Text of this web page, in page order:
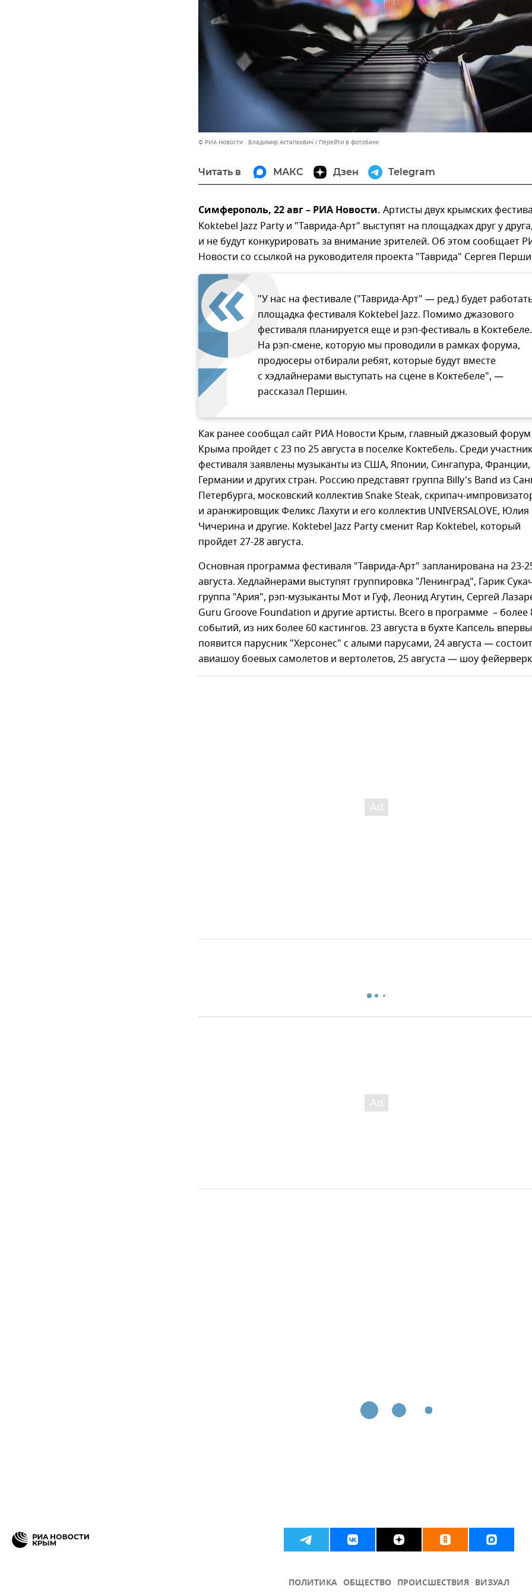
© РИА Новости . Владимир Астапкович Перейти в фотобанк
Читать в МАКС Дзен Telegram
Симферополь, 22 авг – РИА Новости. Артисты двух крымских
Koktebel Jazz Party и "Таврида-Арт" выступят на площадках друг у друга,
и не будут конкурировать за внимание зрителей. Об этом сообщает
Новости со ссылкой на руководителя проекта "Таврида" Сергея
"У нас на фестивале ("Таврида-Арт" — ред.) будет
площадка фестиваля Koktebel Jazz. Помимо джазового
фестиваля планируется еще и рэп-фестиваль в Коктебеле.
На рэп-смене, которую мы проводили в рамках форума,
продюсеры отбирали ребят, которые будут вместе
с хэдлайнерами выступать на сцене в Коктебеле", —
рассказал Першин.
Как ранее сообщал сайт РИА Новости Крым, главный джазовый форум
Крыма пройдет с 23 по 25 августа в поселке Коктебель. Среди
фестиваля заявлены музыканты из США, Японии, Сингапура, Франции,
Германии и других стран. Россию представят группа Billy's Band из
Петербурга, московский коллектив Snake Steak, cкрипач-
и аранжировщик Феликс Лахути и его коллектив UNIVERSALOVE, Юлия
Чичерина и другие. Koktebel Jazz Party сменит Rap Koktebel, который
пройдет 27-28 августа.
Основная программа фестиваля "Таврида-Арт" запланирована на 23-
августа. Хедлайнерами выступят группировка "Ленинград", Гарик
группа "Ария", рэп-музыканты Мот и Гуф, Леонид Агутин, Сергей
Guru Groove Foundation и другие артисты. Всего в программе – более
событий, из них более 60 кастингов. 23 августа в бухте Капсель
появится парусник "Херсонес" с алыми парусами, 24 августа —
авиашоу боевых самолетов и вертолетов, 25 августа — шоу
ПОЛИТИКА ОБЩЕСТВО ПРОИСШЕСТВИЯ ВИЗУАЛ